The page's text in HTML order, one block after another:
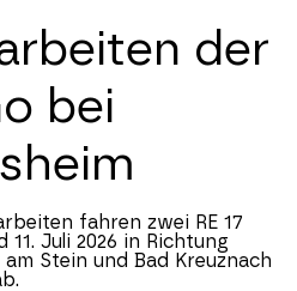
der
bei
fahren zwei RE 17
Juli 2026 in Richtung
Stein und Bad Kreuznach